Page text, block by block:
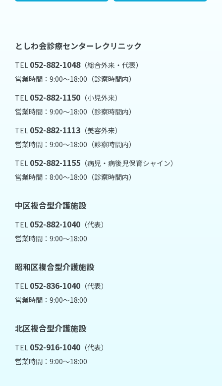
としわ会診療センターレクリニック
TEL 052-882-1048（総合外来・代表）
営業時間：9:00～18:00（診察時間内）
TEL 052-882-1150 （小児外来）
営業時間：9:00～18:00（診察時間内）
TEL 052-882-1113 （美容外来）
営業時間：9:00～18:00（診察時間内）
TEL 052-882-1155 （病児・病後児保育シャイン）
営業時間：8:00～18:00（診察時間内）
中区複合型介護施設
TEL 052-882-1040 （代表）
営業時間：9:00～18:00
昭和区複合型介護施設
TEL 052-836-1040 （代表）
営業時間：9:00～18:00
北区複合型介護施設
TEL 052-916-1040 （代表）
営業時間：9:00～18:00